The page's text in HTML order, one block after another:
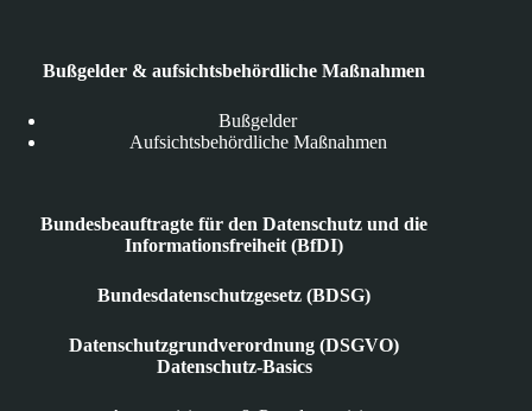
Bußgelder & aufsichtsbehördliche Maßnahmen
Bußgelder
Aufsichtsbehördliche Maßnahmen
Bundesbeauftragte für den Datenschutz und die
Informationsfreiheit (BfDI)
Bundesdatenschutzgesetz (BDSG)
Datenschutzgrundverordnung (DSGVO)
Datenschutz-Basics